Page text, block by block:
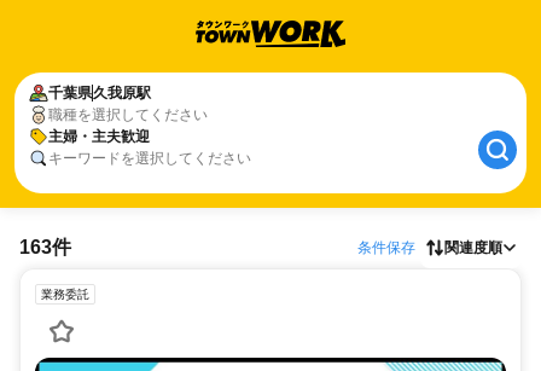
千葉県久我原駅
職種を選択してください
主婦・主夫歓迎
キーワードを選択してください
163件 条件保存 関連度順
業務委託